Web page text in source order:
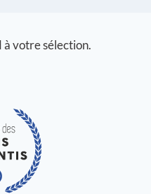
votre sélection.